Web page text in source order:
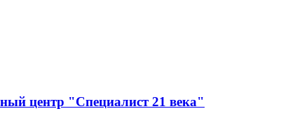
центр "Специалист 21 века"